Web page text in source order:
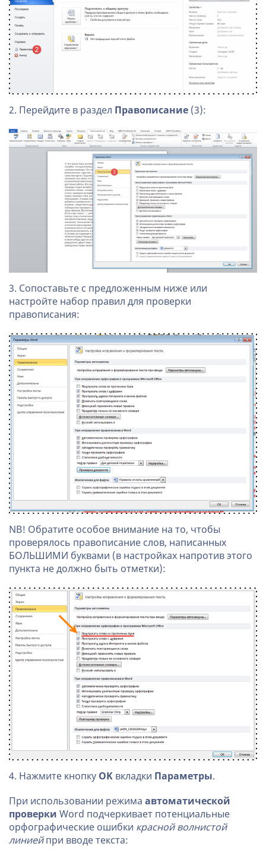
2. Перейдите в раздел Правописание (3):
3. Сопоставьте с предложенным ниже или
настройте набор правил для проверки
правописания:
NB! Обратите особое внимание на то, чтобы
проверялось правописание слов, написанных
БОЛЬШИМИ буквами (в настройках напротив этого
пункта не должно быть отметки):
4. Нажмите кнопку OK вкладки Параметры.
При использовании режима автоматической
проверки Word подчеркивает потенциальные
орфографические ошибки красной волнистой
линиейпри вводе текста: